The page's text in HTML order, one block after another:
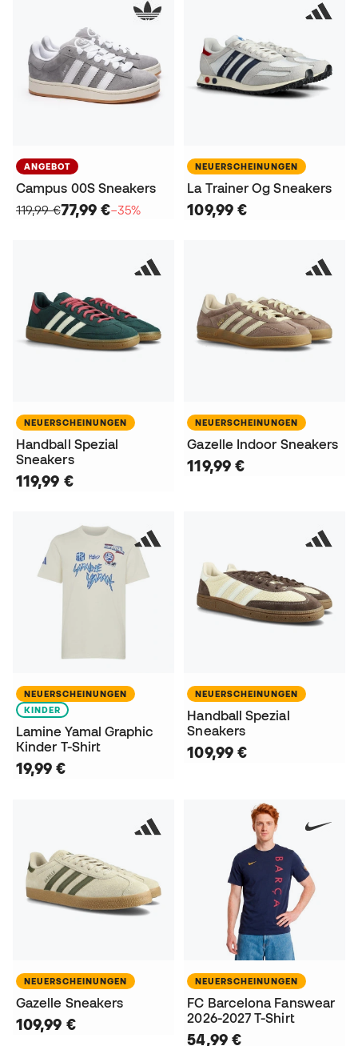
ANGEBOT
Campus 00S Sneakers
119,99 €77,99 €−35%
NEUERSCHEINUNGEN
La Trainer Og Sneakers
109,99 €
NEUERSCHEINUNGEN
Handball Spezial
Sneakers
119,99 €
NEUERSCHEINUNGEN
Gazelle Indoor Sneakers
119,99 €
NEUERSCHEINUNGEN
KINDER
Lamine Yamal Graphic
Kinder T-Shirt
19,99 €
NEUERSCHEINUNGEN
Handball Spezial
Sneakers
109,99 €
NEUERSCHEINUNGEN
Gazelle Sneakers
109,99 €
NEUERSCHEINUNGEN
FC Barcelona Fanswear
2026-2027 T-Shirt
54,99 €